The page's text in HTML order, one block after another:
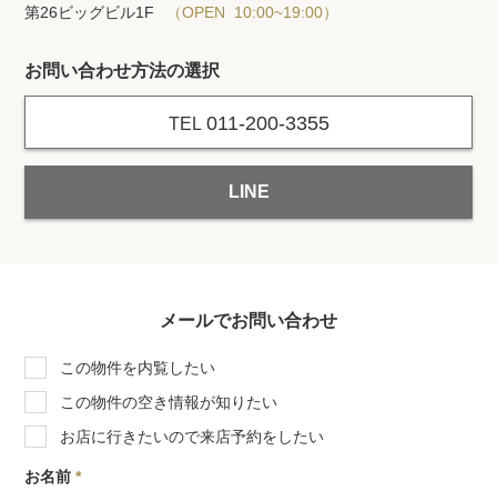
第26ビッグビル1F
（OPEN 10:00~19:00）
お問い合わせ方法の選択
TEL 011-200-3355
LINE
メールでお問い合わせ
この物件を内覧したい
この物件の空き情報が知りたい
お店に行きたいので来店予約をしたい
お名前*